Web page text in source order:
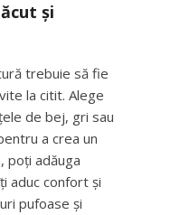
și
trebuie să fie
la citit. Alege
de bej, gri sau
a crea un
poți adăuga
aduc confort și
pufoase și